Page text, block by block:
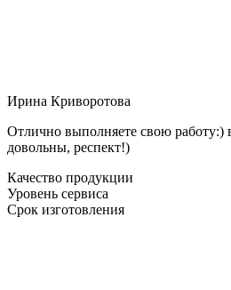
Ирина Криворотова
Отлично выполняете свою работу:)
довольны, респект!)
Качество продукции
Уровень сервиса
Срок изготовления